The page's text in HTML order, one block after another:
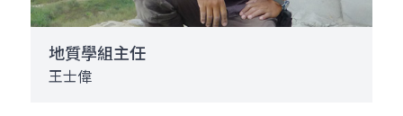
地質學組主任
王士偉